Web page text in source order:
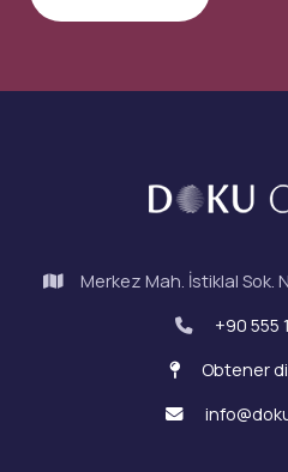
Merkez Mah. İstiklal Sok.
+90 555
Obtener